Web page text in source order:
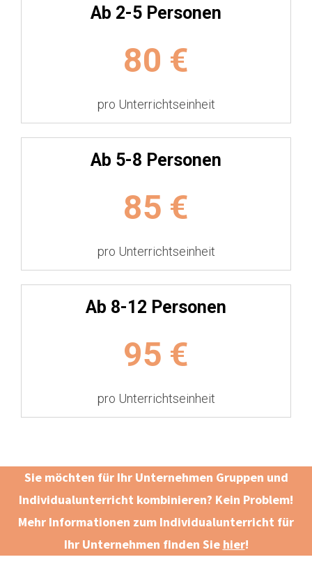
Ab 2-5 Personen
€
80
pro Unterrichtseinheit
Ab 5-8 Personen
€
85
pro Unterrichtseinheit
Ab 8-12 Personen
€
95
pro Unterrichtseinheit
Sie möchten für Ihr Unternehmen Gruppen und
Individualunterricht kombinieren? Kein Problem!
Mehr Informationen zum Individualunterricht für
Ihr Unternehmen finden Sie hier!